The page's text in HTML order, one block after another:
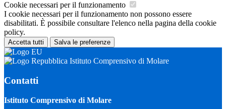
Cookie necessari per il funzionamento
I cookie necessari per il funzionamento non possono essere
disabilitati. È possibile consultare l'elenco nella pagina della cookie
policy.
Accetta tutti Salva le preferenze
Istituto Comprensivo di Molare
Contatti
Istituto Comprensivo di Molare